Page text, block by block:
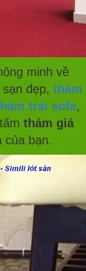
minh về
sạn đẹp, thảm
trải sofa,
thảm giá
của bạn.